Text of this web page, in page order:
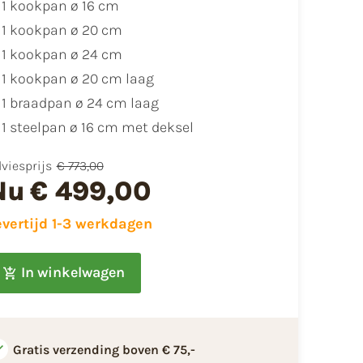
1 kookpan ø 16 cm
1 kookpan ø 20 cm
1 kookpan ø 24 cm
1 kookpan ø 20 cm laag
1 braadpan ø 24 cm laag
1 steelpan ø 16 cm met deksel
€ 773,00
€ 499,00
1-3 werkdagen
In winkelwagen
Gratis verzending boven € 75,-